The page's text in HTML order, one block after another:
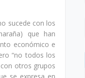
sucede con los
que han
económico e
“no todos los
otros grupos